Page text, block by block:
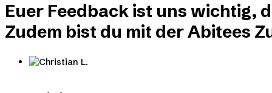
Euer Feedback ist uns wichtig,
Zudem bist du mit der Abitees